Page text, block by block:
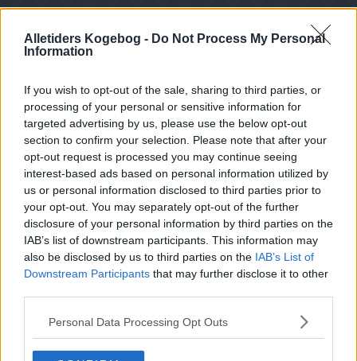
Alletiders Kogebog - Do Not Process My Personal
Information
If you wish to opt-out of the sale, sharing to third parties, or
processing of your personal or sensitive information for
targeted advertising by us, please use the below opt-out
section to confirm your selection. Please note that after your
opt-out request is processed you may continue seeing
interest-based ads based on personal information utilized by
us or personal information disclosed to third parties prior to
your opt-out. You may separately opt-out of the further
disclosure of your personal information by third parties on the
IAB’s list of downstream participants. This information may
also be disclosed by us to third parties on the IAB’s List of
Downstream Participants that may further disclose it to other
Personal Data Processing Opt Outs
Opskriftsinfo
Ret :Suppe-Diverse supper
Indsendt af : juhu